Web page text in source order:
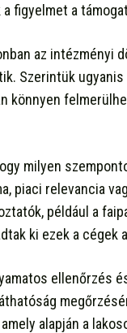
figyelmet a
az
Szerintük
könnyen
milyen
piaci relevancia
például a
ki ezek a cégek
ellenőrzés
alapján a